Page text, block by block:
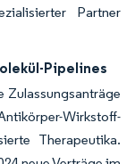
Partner
Pipelines
Wirkstoff-
Therapeutika.